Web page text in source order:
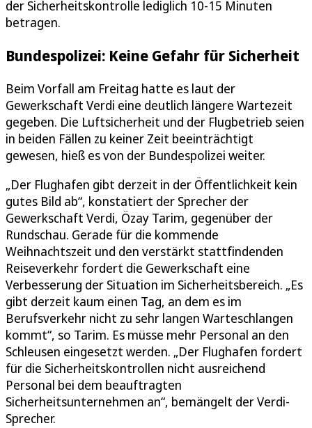
der Sicherheitskontrolle lediglich 10-15 Minuten
betragen.
Bundespolizei: Keine Gefahr für Sicherheit
Beim Vorfall am Freitag hatte es laut der
Gewerkschaft Verdi eine deutlich längere Wartezeit
gegeben. Die Luftsicherheit und der Flugbetrieb seien
in beiden Fällen zu keiner Zeit beeinträchtigt
gewesen, hieß es von der Bundespolizei weiter.
„Der Flughafen gibt derzeit in der Öffentlichkeit kein
gutes Bild ab“, konstatiert der Sprecher der
Gewerkschaft Verdi, Özay Tarim, gegenüber der
Rundschau. Gerade für die kommende
Weihnachtszeit und den verstärkt stattfindenden
Reiseverkehr fordert die Gewerkschaft eine
Verbesserung der Situation im Sicherheitsbereich. „Es
gibt derzeit kaum einen Tag, an dem es im
Berufsverkehr nicht zu sehr langen Warteschlangen
kommt“, so Tarim. Es müsse mehr Personal an den
Schleusen eingesetzt werden. „Der Flughafen fordert
für die Sicherheitskontrollen nicht ausreichend
Personal bei dem beauftragten
Sicherheitsunternehmen an“, bemängelt der Verdi-
Sprecher.